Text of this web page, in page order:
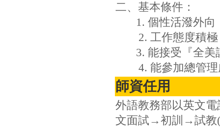
二、基本條件：
1. 個性活潑外向
2. 工作態度積極
3. 能接受『全美
4. 能參加總管理
師資任用
外語教務部以英文
文面試→初訓→試教